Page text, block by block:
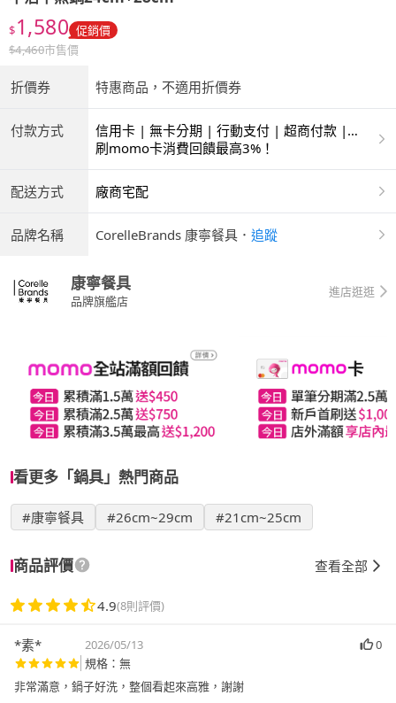
$1,580 促銷價
$4,460市售價
折價券 特惠商品，不適用折價券
付款方式
信用卡 | 無卡分期 | 行動支付 | 超商付款 |
ATM | 銀聯卡
刷momo卡消費回饋最高3%！
配送方式 廠商宅配
品牌名稱 CorelleBrands 康寧餐具 ． 追蹤
康寧餐具
品牌旗艦店
進店逛逛
看更多「鍋具」熱門商品
#康寧餐具 #26cm~29cm #21cm~25cm
商品評價 查看全部
4.9(8則評價)
*素* 2026/05/13
0
規格：無
非常滿意，鍋子好洗，整個看起來高雅，謝謝